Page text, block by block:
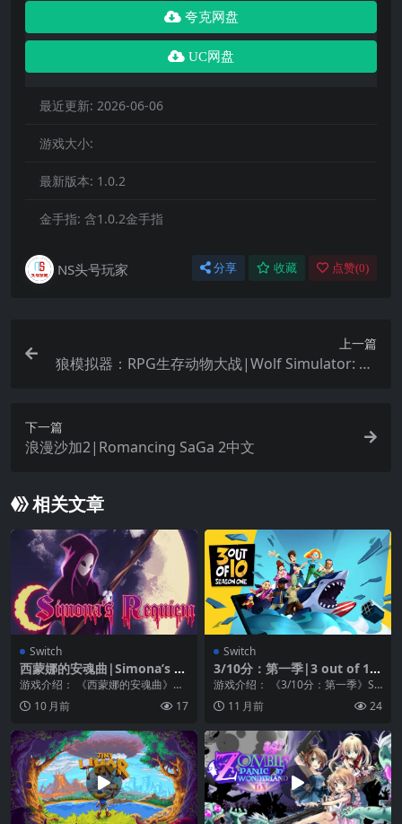
夸克网盘
UC网盘
最近更新: 2026-06-06
游戏大小:
最新版本: 1.0.2
金手指: 含1.0.2金手指
NS头号玩家 分享 收藏 点赞(0)
上一篇
狼模拟器：RPG生存动物大战|Wolf Simulator: RP
下一篇
浪漫沙加2|Romancing SaGa 2中文
相关文章
Switch
西蒙娜的安魂曲|Simona’s R
equiem
游戏介绍： 《西蒙娜的安魂曲》是
一款复古风格的平台游戏，灵感来
自于古老的动作冒险...
10 月前 17
Switch
3/10分：第一季|3 out of 10:
Season One
游戏介绍： 《3/10分：第一季》Sh
ovelworks Studios会制作一...
11 月前 24